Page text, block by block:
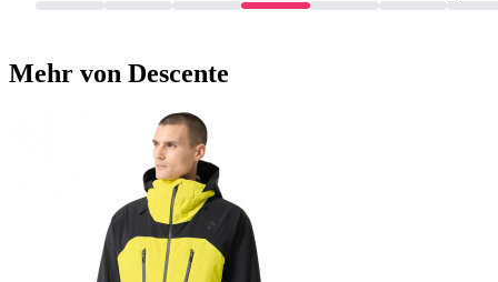
Mehr von Descente